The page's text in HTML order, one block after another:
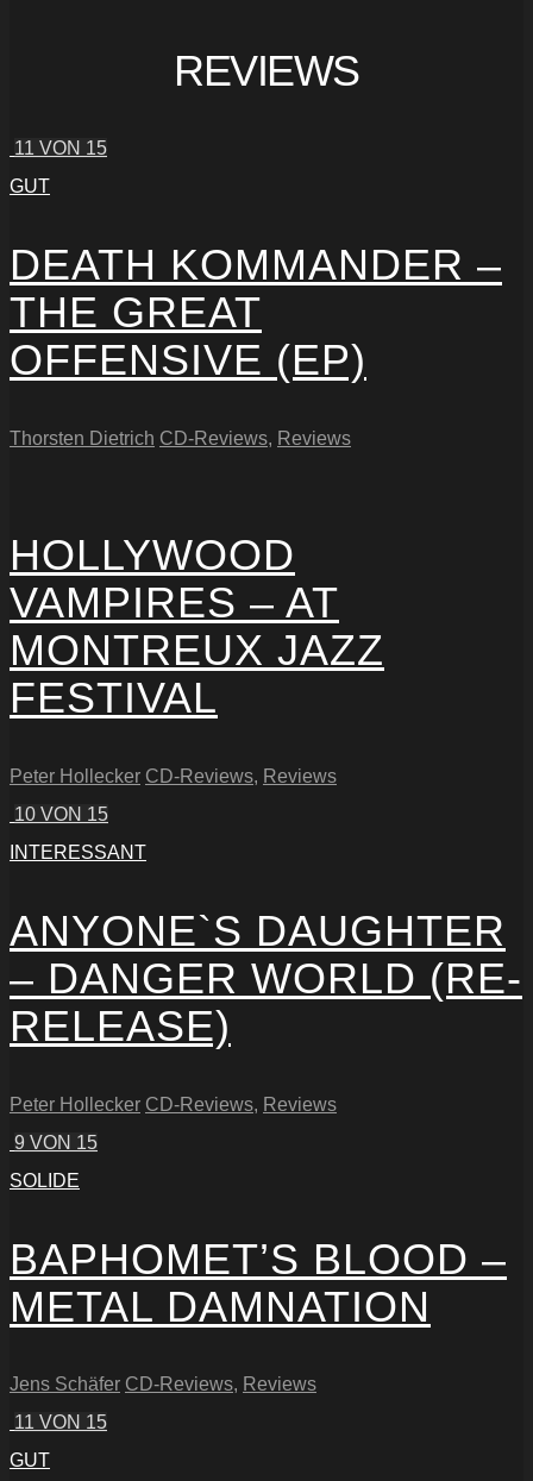
REVIEWS
11 VON 15
GUT
DEATH KOMMANDER –
THE GREAT
OFFENSIVE (EP)
Thorsten Dietrich CD-Reviews, Reviews
HOLLYWOOD
VAMPIRES – AT
MONTREUX JAZZ
FESTIVAL
Peter Hollecker CD-Reviews, Reviews
10 VON 15
INTERESSANT
ANYONE`S DAUGHTER
– DANGER WORLD (RE-
RELEASE)
Peter Hollecker CD-Reviews, Reviews
9 VON 15
SOLIDE
BAPHOMET’S BLOOD –
METAL DAMNATION
Jens Schäfer CD-Reviews, Reviews
11 VON 15
GUT